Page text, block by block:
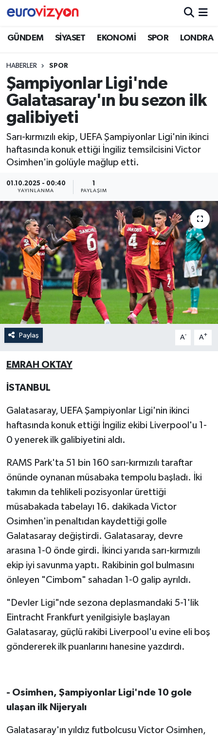
GÜNDEM SİYASET EKONOMİ SPOR LONDRA
HABERLER SPOR
Şampiyonlar Ligi'nde
Galatasaray'ın bu sezon ilk
galibiyeti
Sarı-kırmızılı ekip, UEFA Şampiyonlar Ligi'nin ikinci
haftasında konuk ettiği İngiliz temsilcisini Victor
Osimhen'in golüyle mağlup etti.
01.10.2025 - 00:40
YAYINLANMA
1
PAYLAŞIM
Paylaş A- A+
EMRAH OKTAY
İSTANBUL
Galatasaray, UEFA Şampiyonlar Ligi'nin ikinci
haftasında konuk ettiği İngiliz ekibi Liverpool'u 1-
0 yenerek ilk galibiyetini aldı.
RAMS Park'ta 51 bin 160 sarı-kırmızılı taraftar
önünde oynanan müsabaka tempolu başladı. İki
takımın da tehlikeli pozisyonlar ürettiği
müsabakada tabelayı 16. dakikada Victor
Osimhen'in penaltıdan kaydettiği golle
Galatasaray değiştirdi. Galatasaray, devre
arasına 1-0 önde girdi. İkinci yarıda sarı-kırmızılı
ekip iyi savunma yaptı. Rakibinin gol bulmasını
önleyen "Cimbom" sahadan 1-0 galip ayrıldı.
"Devler Ligi"nde sezona deplasmandaki 5-1'lik
Eintracht Frankfurt yenilgisiyle başlayan
Galatasaray, güçlü rakibi Liverpool'u evine eli boş
göndererek ilk puanlarını hanesine yazdırdı.
- Osimhen, Şampiyonlar Ligi'nde 10 gole
ulaşan ilk Nijeryalı
Galatasaray'ın yıldız futbolcusu Victor Osimhen,